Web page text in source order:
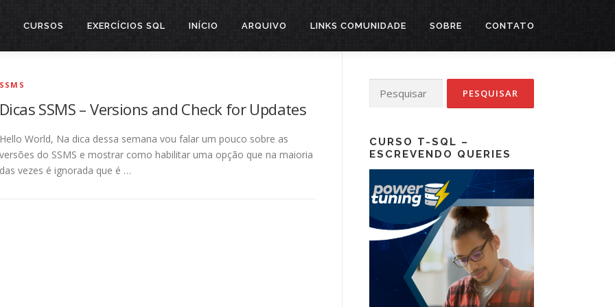
CURSOS EXERCÍCIOS SQL INÍCIO ARQUIVO LINKS COMUNIDADE SOBRE CONTATO
SSMS
Dicas SSMS – Versions and Check for Updates
Hello World, Na dica dessa semana vou falar um pouco sobre as
versões do SSMS e mostrar como habilitar uma opção que na maioria
das vezes é ignorada que é …
por:
CURSO T-SQL –
ESCREVENDO QUERIES